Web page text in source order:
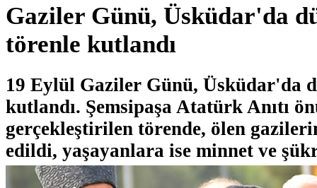
Gaziler Günü, Üsküdar'da
törenle kutlandı
19 Eylül Gaziler Günü, Üsküdar'da
kutlandı. Şemsipaşa Atatürk Anıtı
gerçekleştirilen törende, ölen
edildi, yaşayanlara ise minnet ve